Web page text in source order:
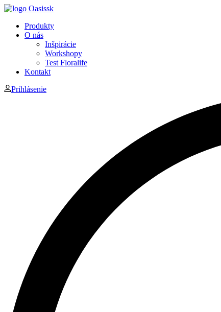
Produkty
O nás
Inšpirácie
Workshopy
Test Floralife
Kontakt
Prihlásenie